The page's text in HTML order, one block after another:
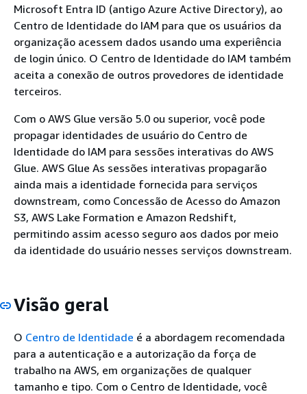
Microsoft Entra ID (antigo Azure Active Directory), ao
Centro de Identidade do IAM para que os usuários da
organização acessem dados usando uma experiência
de login único. O Centro de Identidade do IAM também
aceita a conexão de outros provedores de identidade
terceiros.
Com o AWS Glue versão 5.0 ou superior, você pode
propagar identidades de usuário do Centro de
Identidade do IAM para sessões interativas do AWS
Glue. AWS Glue As sessões interativas propagarão
ainda mais a identidade fornecida para serviços
downstream, como Concessão de Acesso do Amazon
S3, AWS Lake Formation e Amazon Redshift,
permitindo assim acesso seguro aos dados por meio
da identidade do usuário nesses serviços downstream.
Visão geral
O Centro de Identidade é a abordagem recomendada
para a autenticação e a autorização da força de
trabalho na AWS, em organizações de qualquer
tamanho e tipo. Com o Centro de Identidade, você